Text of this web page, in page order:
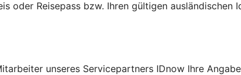
oder Reisepass bzw. Ihren gültigen
unseres Servicepartners IDnow Ihre